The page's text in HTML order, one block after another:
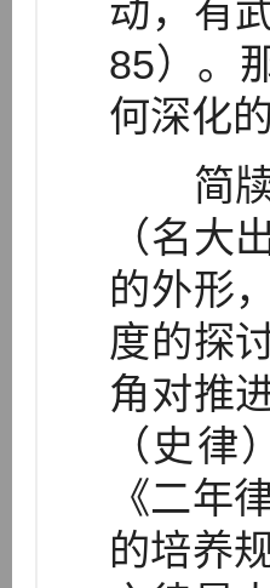
动，有
85）。
何深化
简牍
（名大
的外形
度的探
角对推
（史
《二年
的培养